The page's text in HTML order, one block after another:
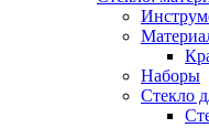
Наборы
Стекло